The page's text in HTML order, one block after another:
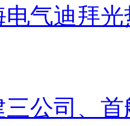
气迪拜
公司、